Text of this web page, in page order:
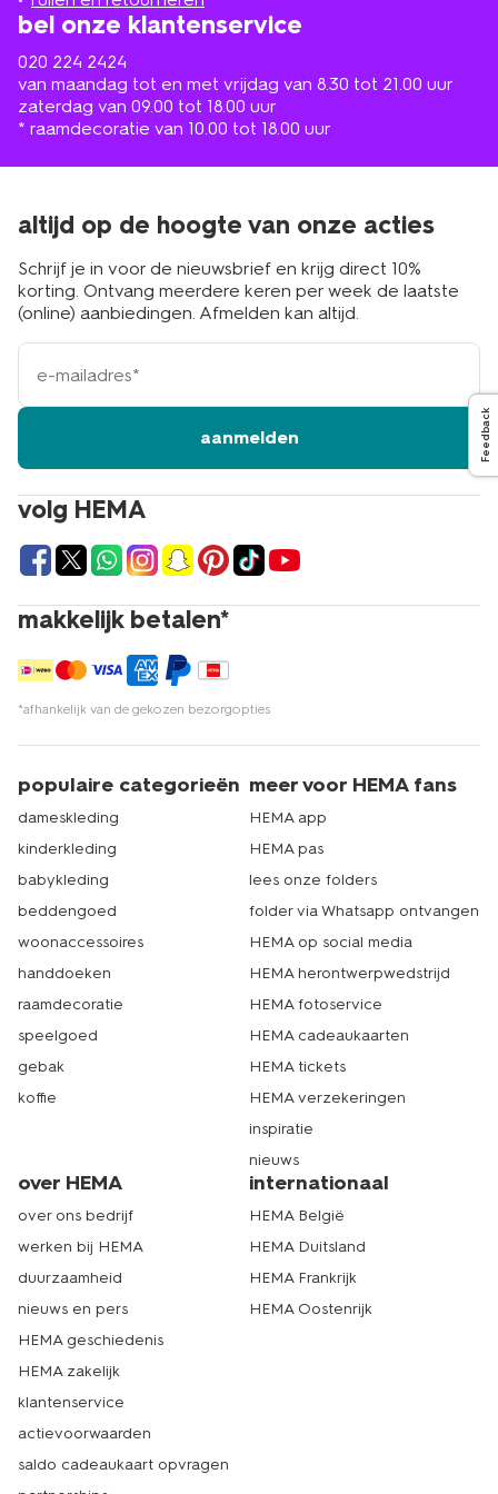
bel onze klantenservice
020 224 2424
van maandag tot en met vrijdag van 8.30 tot 21.00 uur
zaterdag van 09.00 tot 18.00 uur
* raamdecoratie van 10.00 tot 18.00 uur
volg HEMA
makkelijk betalen*
*afhankelijk van de gekozen bezorgopties
altijd op de hoogte van onze acties
Schrijf je in voor de nieuwsbrief en krijg direct 10%
korting. Ontvang meerdere keren per week de laatste
(online) aanbiedingen. Afmelden kan altijd.
e-
mailadres
aanmelden
populaire categorieën
dameskleding
kinderkleding
babykleding
beddengoed
woonaccessoires
handdoeken
raamdecoratie
speelgoed
gebak
koffie
meer voor HEMA fans
HEMA app
HEMA pas
lees onze folders
folder via Whatsapp ontvangen
HEMA op social media
HEMA herontwerpwedstrijd
HEMA fotoservice
HEMA cadeaukaarten
HEMA tickets
HEMA verzekeringen
inspiratie
nieuws
over HEMA
over ons bedrijf
werken bij HEMA
duurzaamheid
nieuws en pers
HEMA geschiedenis
HEMA zakelijk
klantenservice
actievoorwaarden
saldo cadeaukaart opvragen
internationaal
HEMA België
HEMA Duitsland
HEMA Frankrijk
HEMA Oostenrijk
Feedback